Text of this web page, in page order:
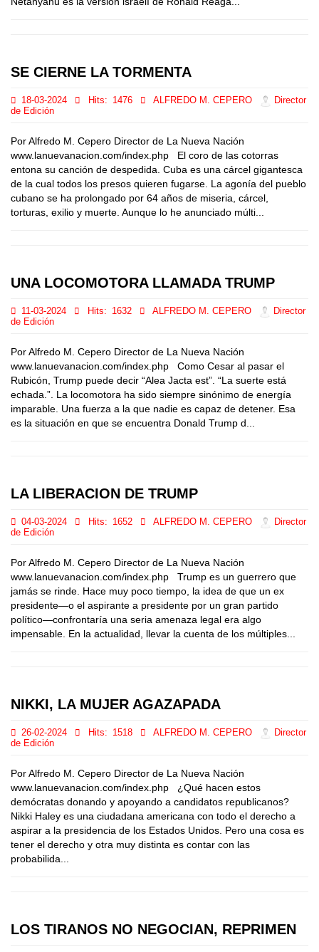
SE CIERNE LA TORMENTA
18-03-2024 Hits: 1476 ALFREDO M. CEPERO
Director
de Edición
Por Alfredo M. Cepero Director de La Nueva Nación
www.lanuevanacion.com/index.php El coro de las cotorras
entona su canción de despedida. Cuba es una cárcel gigantesca
de la cual todos los presos quieren fugarse. La agonía del pueblo
cubano se ha prolongado por 64 años de miseria, cárcel,
torturas, exilio y muerte. Aunque lo he anunciado múlti...
UNA LOCOMOTORA LLAMADA TRUMP
11-03-2024 Hits: 1632 ALFREDO M. CEPERO
Director
de Edición
Por Alfredo M. Cepero Director de La Nueva Nación
www.lanuevanacion.com/index.php Como Cesar al pasar el
Rubicón, Trump puede decir “Alea Jacta est”. “La suerte está
echada.”. La locomotora ha sido siempre sinónimo de energía
imparable. Una fuerza a la que nadie es capaz de detener. Esa
es la situación en que se encuentra Donald Trump d...
LA LIBERACION DE TRUMP
04-03-2024 Hits: 1652 ALFREDO M. CEPERO
Director
de Edición
Por Alfredo M. Cepero Director de La Nueva Nación
www.lanuevanacion.com/index.php Trump es un guerrero que
jamás se rinde. Hace muy poco tiempo, la idea de que un ex
presidente—o el aspirante a presidente por un gran partido
político—confrontaría una seria amenaza legal era algo
impensable. En la actualidad, llevar la cuenta de los múltiples...
NIKKI, LA MUJER AGAZAPADA
26-02-2024 Hits: 1518 ALFREDO M. CEPERO
Director
de Edición
Por Alfredo M. Cepero Director de La Nueva Nación
www.lanuevanacion.com/index.php ¿Qué hacen estos
demócratas donando y apoyando a candidatos republicanos?
Nikki Haley es una ciudadana americana con todo el derecho a
aspirar a la presidencia de los Estados Unidos. Pero una cosa es
tener el derecho y otra muy distinta es contar con las
probabilida...
LOS TIRANOS NO NEGOCIAN, REPRIMEN